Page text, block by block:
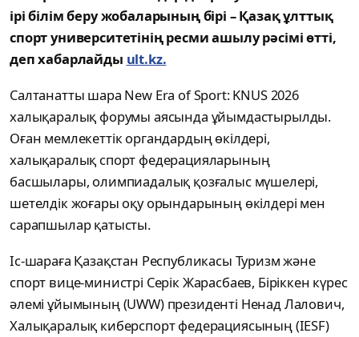
ірі білім беру жобаларының бірі – Қазақ ұлттық
спорт университетінің ресми ашылу рәсімі өтті,
деп хабарлайды ult.kz.
Салтанатты шара New Era of Sport: KNUS 2026
халықаралық форумы аясында ұйымдастырылды.
Оған мемлекеттік органдардың өкілдері,
халықаралық спорт федерацияларының
басшылары, олимпиадалық қозғалыс мүшелері,
шетелдік жоғары оқу орындарының өкілдері мен
сарапшылар қатысты.
Іс-шараға Қазақстан Республикасы Туризм және
спорт вице-министрі Серік Жарасбаев, Біріккен күрес
әлемі ұйымының (UWW) президенті Ненад Лалович,
Халықаралық киберспорт федерациясының (IESF)